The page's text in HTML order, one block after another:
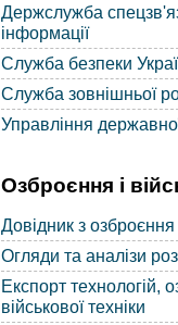
Держслужба
інформації
Служба безпеки
Служба зовнішньої
Управління
Озброєння і
Довідник з озброєння
Огляди та аналізи
Експорт технологій,
військової техніки